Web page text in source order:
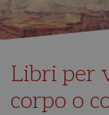
Libri per
corpo o